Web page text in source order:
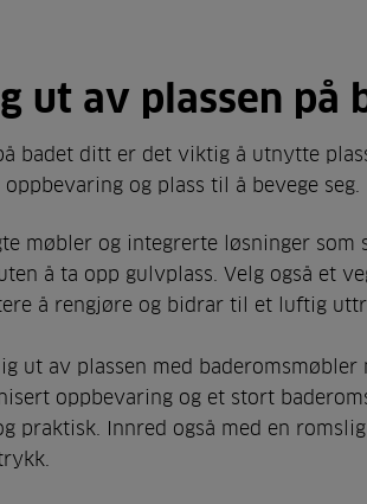
ut av plassen på
badet ditt er det viktig å utnytte
og plass til å bevege seg.
møbler og integrerte løsninger som
å ta opp gulvplass. Velg også et
å rengjøre og bidrar til et luftig
ut av plassen med baderomsmøbler
oppbevaring og et stort
praktisk. Innred også med en